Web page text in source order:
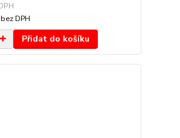
bez DPH
Přidat do košíku